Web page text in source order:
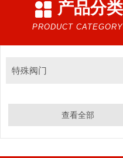
产品分类
PRODUCT CATEGORY
特殊阀门
查看全部